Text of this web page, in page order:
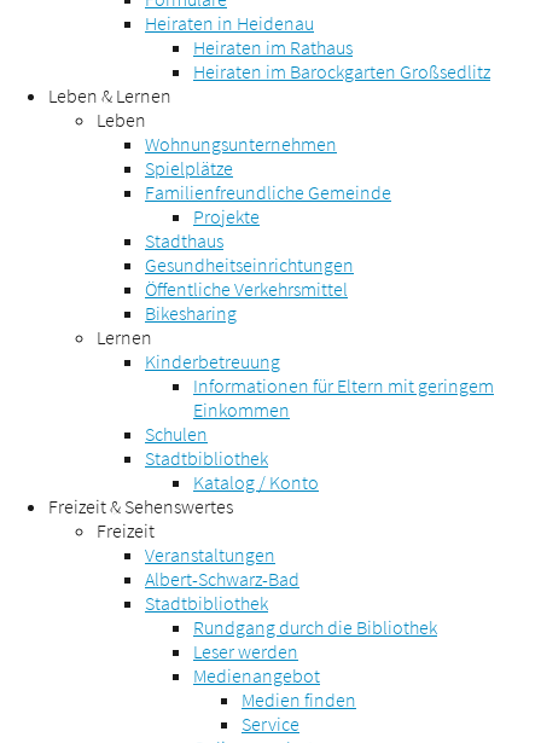
Heiraten in Heidenau
Heiraten im Rathaus
Heiraten im Barockgarten Großsedlitz
Leben & Lernen
Leben
Wohnungsunternehmen
Spielplätze
Familienfreundliche Gemeinde
Projekte
Stadthaus
Gesundheitseinrichtungen
Öffentliche Verkehrsmittel
Bikesharing
Lernen
Kinderbetreuung
Informationen für Eltern mit geringem
Einkommen
Schulen
Stadtbibliothek
Katalog / Konto
Freizeit & Sehenswertes
Freizeit
Veranstaltungen
Albert-Schwarz-Bad
Stadtbibliothek
Rundgang durch die Bibliothek
Leser werden
Medienangebot
Medien finden
Service